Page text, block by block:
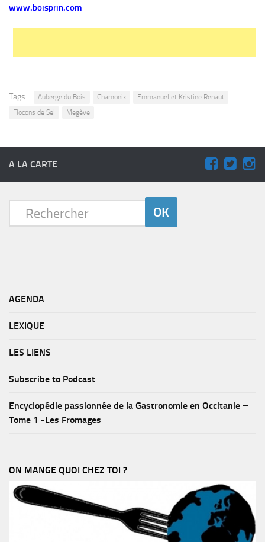
www.boisprin.com
Tags: Auberge du Bois Chamonix
Emmanuel et Kristine Renaut
Flocons de Sel
Megève
A LA CARTE
AGENDA
LEXIQUE
LES LIENS
Subscribe to Podcast
Encyclopédie passionnée de la Gastronomie en Occitanie –
Tome 1 -Les Fromages
ON MANGE QUOI CHEZ TOI ?